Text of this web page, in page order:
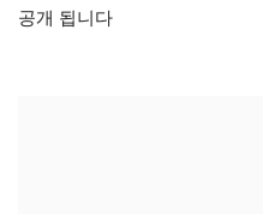
공개 됩니다